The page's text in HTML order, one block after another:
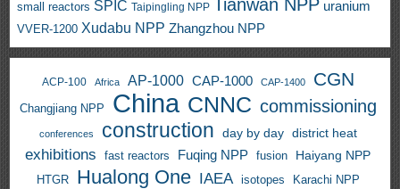
small reactors SPIC Taipingling NPP Tianwan NPP uranium
VVER-1200 Xudabu NPP Zhangzhou NPP
ACP-100 Africa AP-1000 CAP-1000 CAP-1400 CGN
Changjiang NPP China CNNC commissioning
conferences construction day by day district heat
exhibitions fast reactors Fuqing NPP fusion Haiyang NPP
HTGR Hualong One IAEA isotopes Karachi NPP